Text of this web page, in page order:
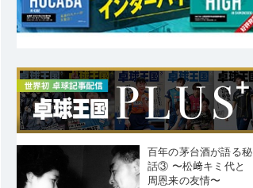
百年の茅台酒が語る秘
話③ 〜松﨑キミ代と
周恩来の友情〜